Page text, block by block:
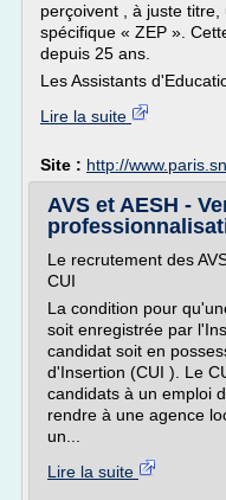
perçoivent , à juste
spécifique « ZEP ».
depuis 25 ans.
Les Assistants
Lire la suite
Site : http://
AVS et AESH -
Le recrutement des
CUI
La condition pour
soit enregistrée par
candidat soit en
d'Insertion (CUI ). Le
candidats à un emploi
rendre à une agence
un...
Lire la suite